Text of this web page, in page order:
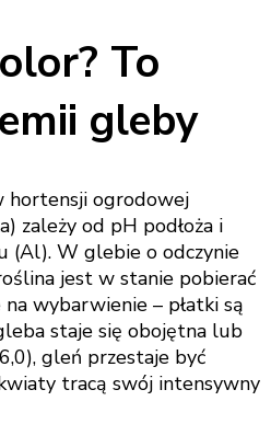
To
gleby
hortensji ogrodowej
zależy od pH podłoża i
(Al). W glebie o odczynie
jest w stanie pobierać
wybarwienie – płatki są
staje się obojętna lub
gleń przestaje być
tracą swój intensywny